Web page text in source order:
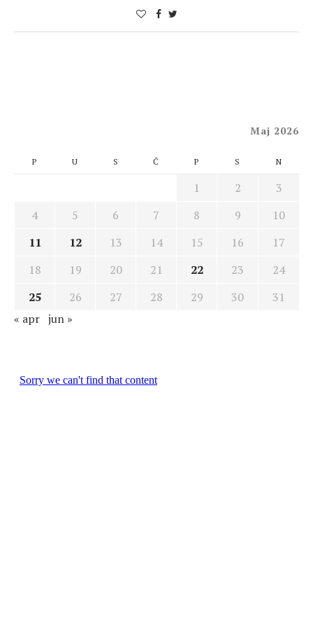
Maj 2026
P U S Č P S N
1 2
3
4
5 6 7 8 9
10
11
12 13 14 15 16
17
18
19 20 21 22 23
24
25
26 27 28 29 30
31
« apr jun »